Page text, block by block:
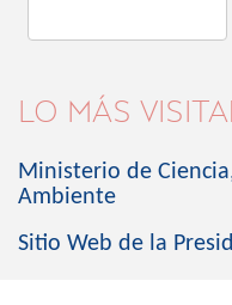
LO MÁS
Ministerio de
Ambiente
Sitio Web de la